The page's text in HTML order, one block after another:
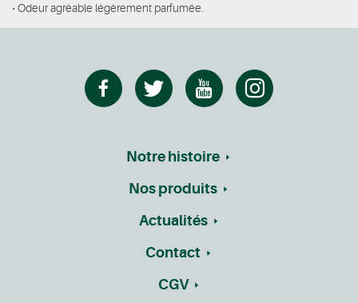
• Odeur agréable légèrement parfumée.
Notre histoire
Nos produits
Actualités
Contact
CGV